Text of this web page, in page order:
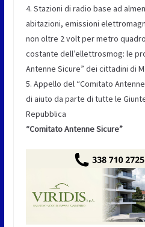
4. Stazioni di radio base ad
abitazioni, emissioni
non oltre 2 volt per metro
costante dell’ellettrosmog: le
Antenne Sicure” dei cittadini di
5. Appello del “Comitato
di aiuto da parte di tutte le
Repubblica
“Comitato Antenne Sicure”